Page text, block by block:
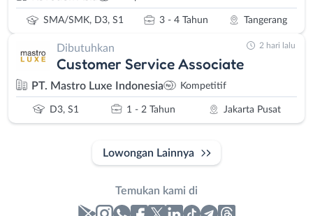
SMA/SMK, D3, S1 3 - 4 Tahun Tangerang
Dibutuhkan
Customer Service Associate
PT. Mastro Luxe Indonesia Kompetitif
D3, S1 1 - 2 Tahun Jakarta Pusat
2 hari lalu
Lowongan Lainnya
Temukan kami di